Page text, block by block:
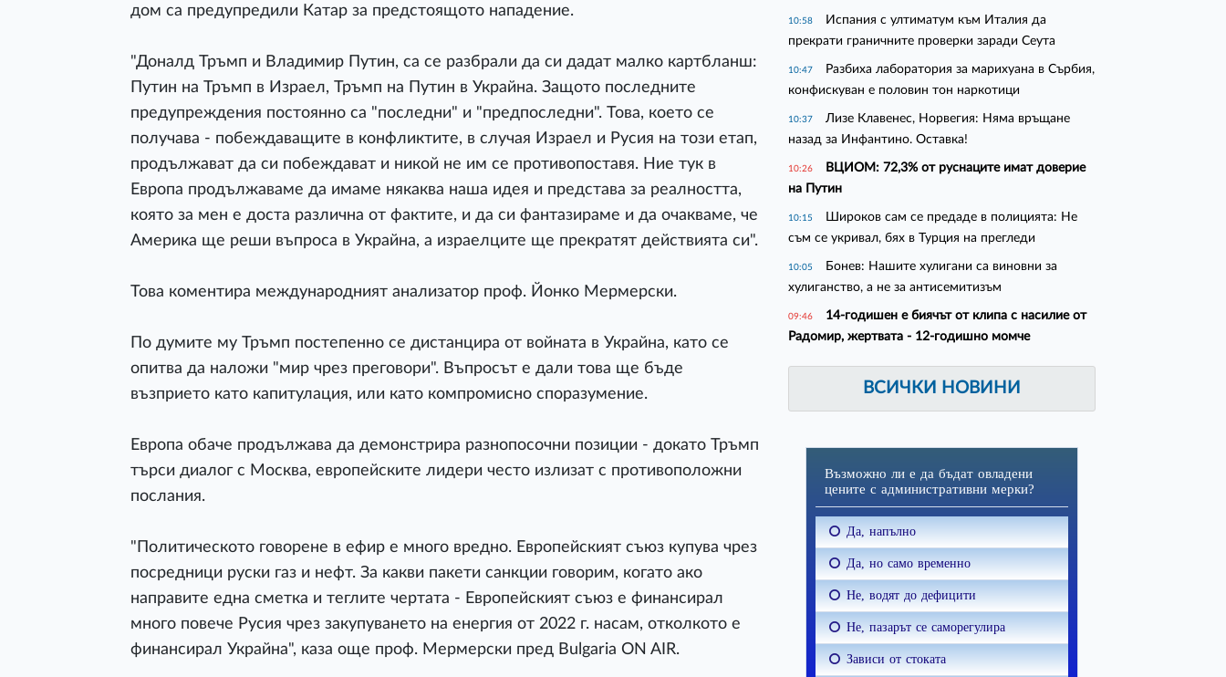
дом са предупредили Катар за предстоящото нападение.
"Доналд Тръмп и Владимир Путин, са се разбрали да си дадат малко картбланш:
Путин на Тръмп в Израел, Тръмп на Путин в Украйна. Защото последните
предупреждения постоянно са "последни" и "предпоследни". Това, което се
получава - побеждаващите в конфликтите, в случая Израел и Русия на този етап,
продължават да си побеждават и никой не им се противопоставя. Ние тук в
Европа продължаваме да имаме някаква наша идея и представа за реалността,
която за мен е доста различна от фактите, и да си фантазираме и да очакваме, че
Америка ще реши въпроса в Украйна, а израелците ще прекратят действията си".
Това коментира международният анализатор проф. Йонко Мермерски.
По думите му Тръмп постепенно се дистанцира от войната в Украйна, като се
опитва да наложи "мир чрез преговори". Въпросът е дали това ще бъде
възприето като капитулация, или като компромисно споразумение.
Европа обаче продължава да демонстрира разнопосочни позиции - докато Тръмп
търси диалог с Москва, европейските лидери често излизат с противоположни
послания.
"Политическото говорене в ефир е много вредно. Европейският съюз купува чрез
посредници руски газ и нефт. За какви пакети санкции говорим, когато ако
направите една сметка и теглите чертата - Европейският съюз е финансирал
много повече Русия чрез закупуването на енергия от 2022 г. насам, отколкото е
финансирал Украйна", каза още проф. Мермерски пред Bulgaria ON AIR.
10:58
Испания с ултиматум към Италия да
прекрати граничните проверки заради Сеута
10:47
Разбиха лаборатория за марихуана в Сърбия,
конфискуван е половин тон наркотици
10:37
Лизе Клавенес, Норвегия: Няма връщане
назад за Инфантино. Оставка!
10:26
ВЦИОМ: 72,3% от руснаците имат доверие
на Путин
10:15
Широков сам се предаде в полицията: Не
съм се укривал, бях в Турция на прегледи
10:05
Бонев: Нашите хулигани са виновни за
хулиганство, а не за антисемитизъм
09:46
14-годишен е биячът от клипа с насилие от
Радомир, жертвата - 12-годишно момче
ВСИЧКИ НОВИНИ